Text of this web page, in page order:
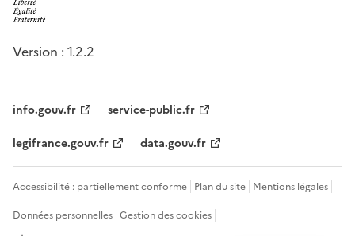
Version : 1.2.2
info.gouv.fr
service-public.fr
legifrance.gouv.fr
data.gouv.fr
Accessibilité : partiellement conforme Plan du site Mentions légales
Données personnelles Gestion des cookies